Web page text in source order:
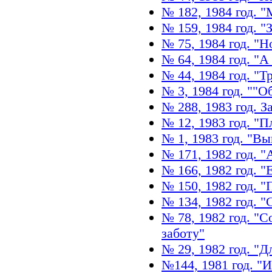
№ 182, 1984 год.
№ 159, 1984 год.
№ 75, 1984 год.
№ 64, 1984 год. "А
№ 44, 1984 год.
№ 3, 1984 год.
№ 288, 1983 год.
№ 12, 1983 год.
№ 1, 1983 год.
№ 171, 1982 год.
№ 166, 1982 год.
№ 150, 1982 год.
№ 134, 1982 год.
№ 78, 1982 год.
заботу"
№ 29, 1982 год.
№144, 1981 год.